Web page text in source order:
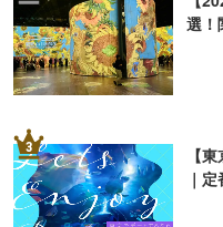
選！
3
【
｜